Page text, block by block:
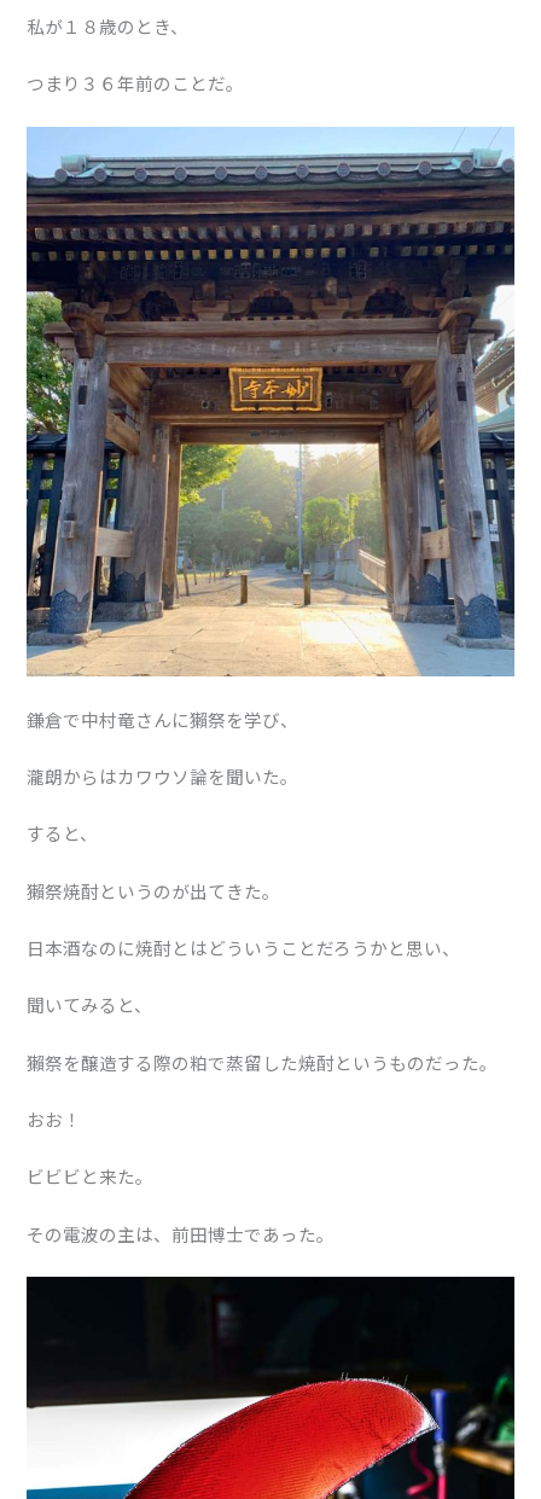
私が１８歳のとき、
つまり３６年前のことだ。
鎌倉で中村竜さんに獺祭を学び、
瀧朗からはカワウソ論を聞いた。
すると、
獺祭焼酎というのが出てきた。
日本酒なのに焼酎とはどういうことだろうかと思い、
聞いてみると、
獺祭を醸造する際の粕で蒸留した焼酎というものだった。
おお！
ビビビと来た。
その電波の主は、前田博士であった。